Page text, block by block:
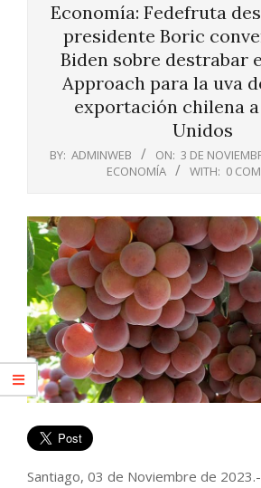
Economía: Fedefruta
presidente Boric
Biden sobre destrabar
Approach para la uva
exportación chilena
Unidos
BY: ADMINWEB ON: 3 DE
ECONOMÍA
WITH: 0
Santiago, 03 de Noviembre de